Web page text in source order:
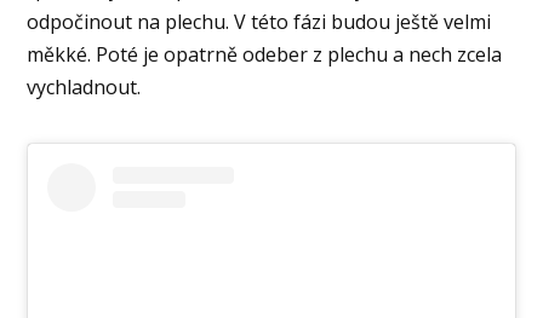
odpočinout na plechu. V této fázi budou ještě velmi
měkké. Poté je opatrně odeber z plechu a nech zcela
vychladnout.